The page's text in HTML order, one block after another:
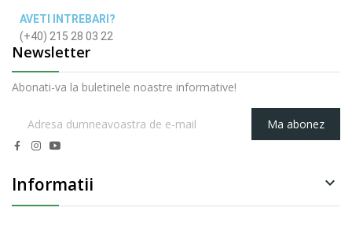
AVETI INTREBARI?
(+40) 215 28 03 22
Newsletter
Abonati-va la buletinele noastre informative!
Ma abonez
Informatii 